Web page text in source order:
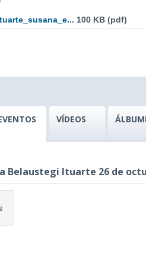
100 KB (pdf)
VÍDEOS
Belaustegi Ituarte 26 de